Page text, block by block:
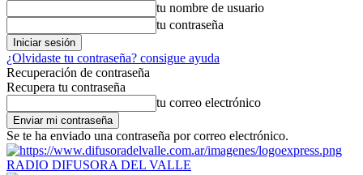
tu nombre de usuario
tu contraseña
¿Olvidaste tu contraseña? consigue ayuda
Recuperación de contraseña
Recupera tu contraseña
tu correo electrónico
Se te ha enviado una contraseña por correo electrónico.
RADIO DIFUSORA DEL VALLE